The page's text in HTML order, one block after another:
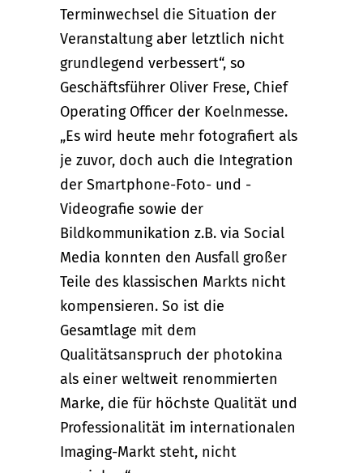
Terminwechsel die Situation der
Veranstaltung aber letztlich nicht
grundlegend verbessert“, so
Geschäftsführer Oliver Frese, Chief
Operating Officer der Koelnmesse.
„Es wird heute mehr fotografiert als
je zuvor, doch auch die Integration
der Smartphone-Foto- und -
Videografie sowie der
Bildkommunikation z.B. via Social
Media konnten den Ausfall großer
Teile des klassischen Markts nicht
kompensieren. So ist die
Gesamtlage mit dem
Qualitätsanspruch der photokina
als einer weltweit renommierten
Marke, die für höchste Qualität und
Professionalität im internationalen
Imaging-Markt steht, nicht